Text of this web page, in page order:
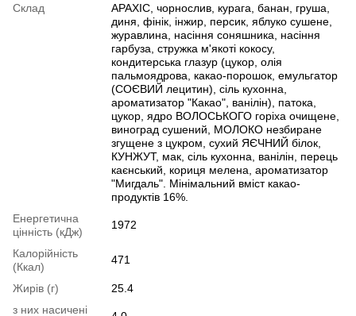
Склад
АРАХІС, чорнослив, курага, банан, груша,
диня, фінік, інжир, персик, яблуко сушене,
журавлина, насіння соняшника, насіння
гарбуза, стружка м'якоті кокосу,
кондитерська глазур (цукор, олія
пальмоядрова, какао-порошок, емульгатор
(СОЄВИЙ лецитин), сіль кухонна,
ароматизатор "Какао", ванілін), патока,
цукор, ядро ВОЛОСЬКОГО горіха очищене,
виноград сушений, МОЛОКО незбиране
згущене з цукром, сухий ЯЄЧНИЙ білок,
КУНЖУТ, мак, сіль кухонна, ванілін, перець
каєнський, кориця мелена, ароматизатор
"Мигдаль". Мінімальний вміст какао-
продуктів 16%.
Енергетична
цінність (кДж)
1972
Калорійність
(Ккал)
471
Жирів (г)
25.4
з них насичені